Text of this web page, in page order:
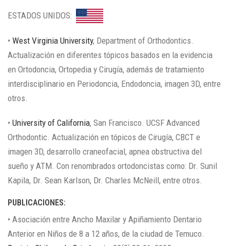
ESTADOS UNIDOS:
• West Virginia University, Department of Orthodontics.
Actualización en diferentes tópicos basados en la evidencia
en Ortodoncia, Ortopedia y Cirugía, además de tratamiento
interdisciplinario en Periodoncia, Endodoncia, imagen 3D, entre
otros.
• University of California, San Francisco. UCSF Advanced
Orthodontic. Actualización en tópicos de Cirugía, CBCT e
imagen 3D, desarrollo craneofacial, apnea obstructiva del
sueño y ATM. Con renombrados ortodoncistas como: Dr. Sunil
Kapila, Dr. Sean Karlson, Dr. Charles McNeill, entre otros.
PUBLICACIONES:
• Asociación entre Ancho Maxilar y Apiñamiento Dentario
Anterior en Niños de 8 a 12 años, de la ciudad de Temuco.